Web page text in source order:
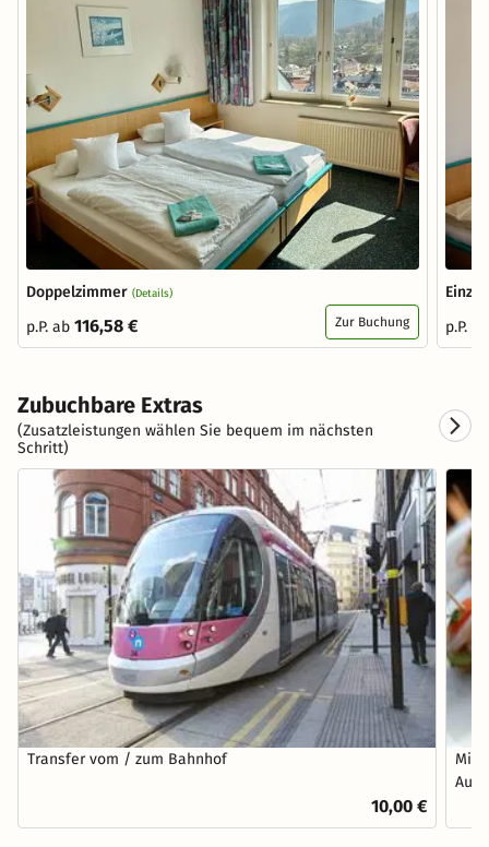
Doppelzimmer (Details)
p.P. ab 116,58 € Zur Buchung
p.P.
Zubuchbare Extras
(Zusatzleistungen wählen Sie bequem im nächsten
Schritt)
Transfer vom / zum Bahnhof
10,00 €